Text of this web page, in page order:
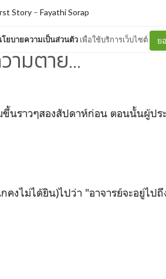
ยบายความเป็นส่วนตัว เพื่อใช้บริการเว็บไซต์ ย
Story– Fayathi Sorap
ามตาย...
นราวๆสองสัปดาห์ก่อน ตอนนั้นผู้ปร
งไม่ได้ยิน)ไปว่า "อาจารย์จะอยู่ไป